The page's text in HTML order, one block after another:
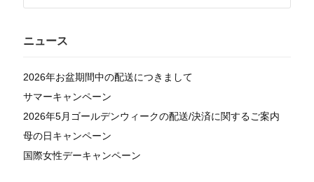
ニュース
2026年お盆期間中の配送につきまして
サマーキャンペーン
2026年5月ゴールデンウィークの配送/決済に関するご案内
母の日キャンペーン
国際女性デーキャンペーン